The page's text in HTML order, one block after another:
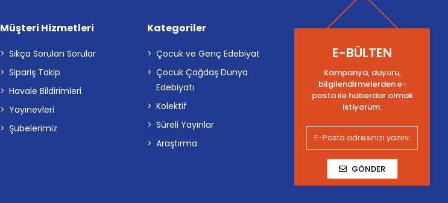
Müşteri Hizmetleri
Sıkça Sorulan Sorular
Sipariş Takip
Havale Bildirimleri
Yayınevleri
Şubelerimiz
Kategoriler
Çocuk ve Genç Edebiyat
Çocuk Çağdaş Dünya
Edebiyatı
Kolektif
Süreli Yayınlar
Araştırma
E-BÜLTEN
Kampanya, duyuru,
bilgilendirmelerden e-
posta ile haberdar olmak
istiyorum.
GÖNDER